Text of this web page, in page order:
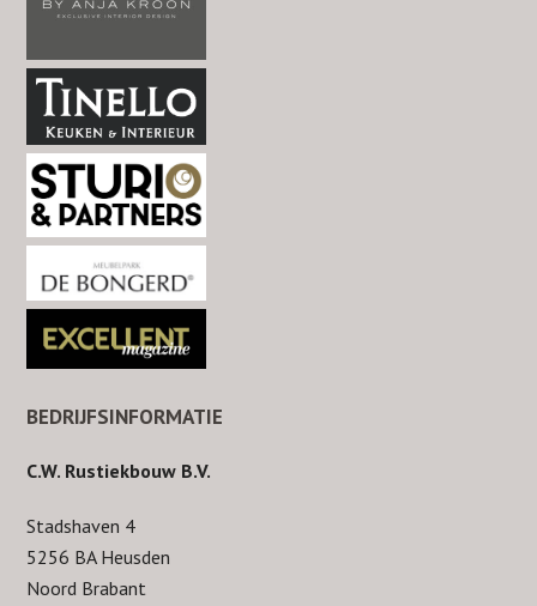
BEDRIJFSINFORMATIE
C.W. Rustiekbouw B.V.
Stadshaven 4
5256 BA Heusden
Noord Brabant